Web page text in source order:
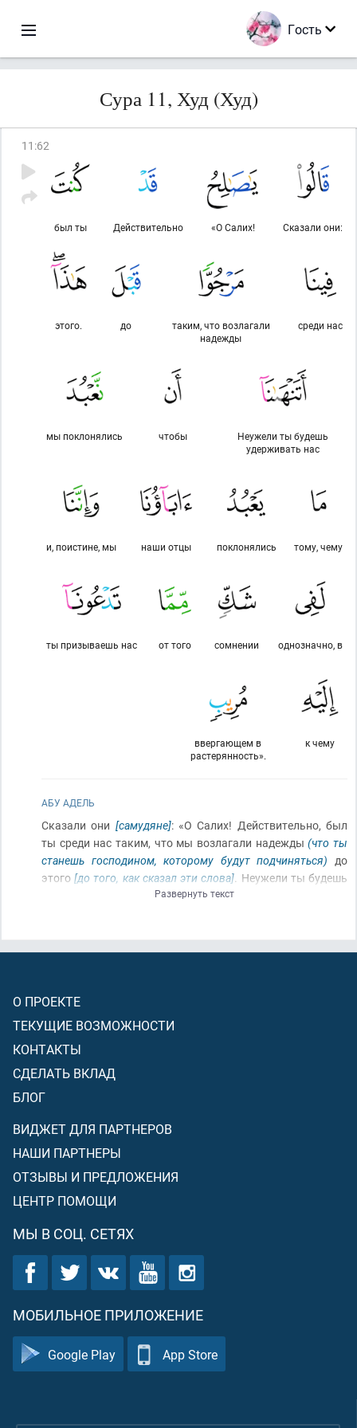
Гость
Сура 11, Худ (Худ)
11 :62
Сказали они:
«О Салих!
Действительно
был ты
среди нас
таким, что возлагали
надежды
до
этого.
Неужели ты будешь
удерживать нас
чтобы
мы поклонялись
тому, чему
поклонялись
наши отцы
и, поистине, мы
однозначно, в
сомнении
от того
ты призываешь нас
к чему
ввергающем в
растерянность».
АБУ АДЕЛЬ
Сказали они [самудяне]: «О Салих! Действительно, был
ты среди нас таким, что мы возлагали надежды(что ты
станешь господином, которому будут подчиняться) до
этого[до того, как сказал эти слова]. Неужели ты будешь
удерживать нас от поклонения тому, чему покло­нялись
Развернуть текст
О ПРОЕКТЕ
ТЕКУЩИЕ ВОЗМОЖНОСТИ
КОНТАКТЫ
СДЕЛАТЬ ВКЛАД
БЛОГ
ВИДЖЕТ ДЛЯ ПАРТНЕРОВ
НАШИ ПАРТНЕРЫ
ОТЗЫВЫ И ПРЕДЛОЖЕНИЯ
ЦЕНТР ПОМОЩИ
МЫ В СОЦ. СЕТЯХ
МОБИЛЬНОЕ ПРИЛОЖЕНИЕ
Google Play App Store